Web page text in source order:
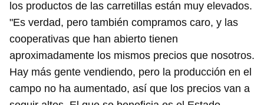
los productos de las carretillas están muy elevados.
"Es verdad, pero también compramos caro, y las
cooperativas que han abierto tienen
aproximadamente los mismos precios que nosotros.
Hay más gente vendiendo, pero la producción en el
campo no ha aumentado, así que los precios van a